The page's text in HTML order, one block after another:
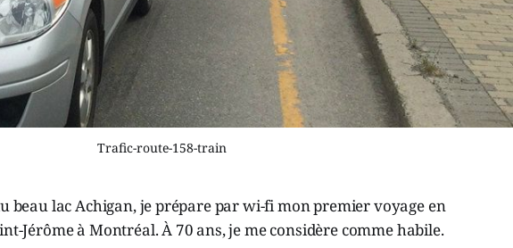
Trafic-route-158-train
beau lac Achigan, je prépare par wi-fi mon premier voyage en
Jérôme à Montréal. À 70 ans, je me considère comme habile.